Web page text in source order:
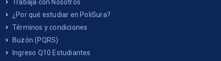
Trabaja con Nosotros
¿Por qué estudiar en PoliSura?
Términos y condiciones
Buzón (PQRS)
Ingreso Q10 Estudiantes